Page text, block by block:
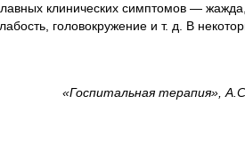
клинических симптомов —
головокружение и т. д. В
«Госпитальная терапия»,